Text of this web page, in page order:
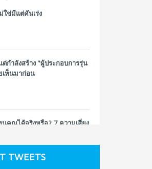
ใช่มีแต่คันเร่ง
กำลังสร้าง “ผู้ประกอบการรุ่น
เห็นมาก่อน
นคุณได้จริงหรือ? 7 ความเสี่ยง
TWEETS